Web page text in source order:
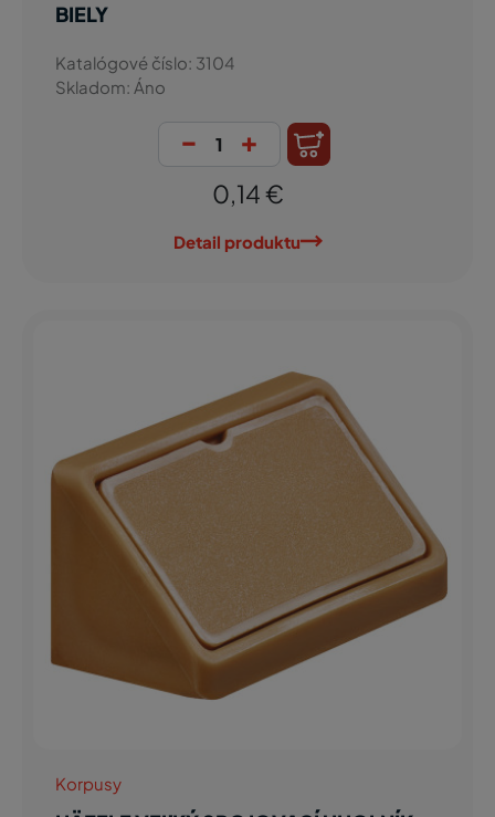
BIELY
Katalógové číslo: 3104
Skladom: Áno
- +
0,14 €
Detail produktu
Korpusy